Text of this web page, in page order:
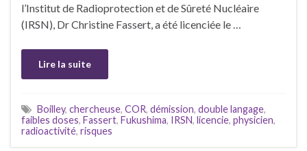
l’Institut de Radioprotection et de Sûreté Nucléaire
(IRSN), Dr Christine Fassert, a été licenciée le …
Lire la suite
Boilley, chercheuse, COR, démission, double langage,
faibles doses, Fassert, Fukushima, IRSN, licencie, physicien,
radioactivité, risques